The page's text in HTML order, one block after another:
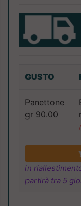
GUSTO
Panettone
gr 90.00
in
partirà tra 5